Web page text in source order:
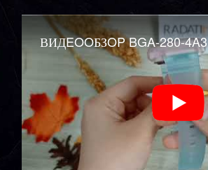
ВИДEOOБЗOP BGA-280-4A3